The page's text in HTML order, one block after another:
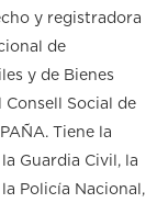
y registradora
de
y de Bienes
Consell Social de
Tiene la
Guardia Civil, la
Policía Nacional,